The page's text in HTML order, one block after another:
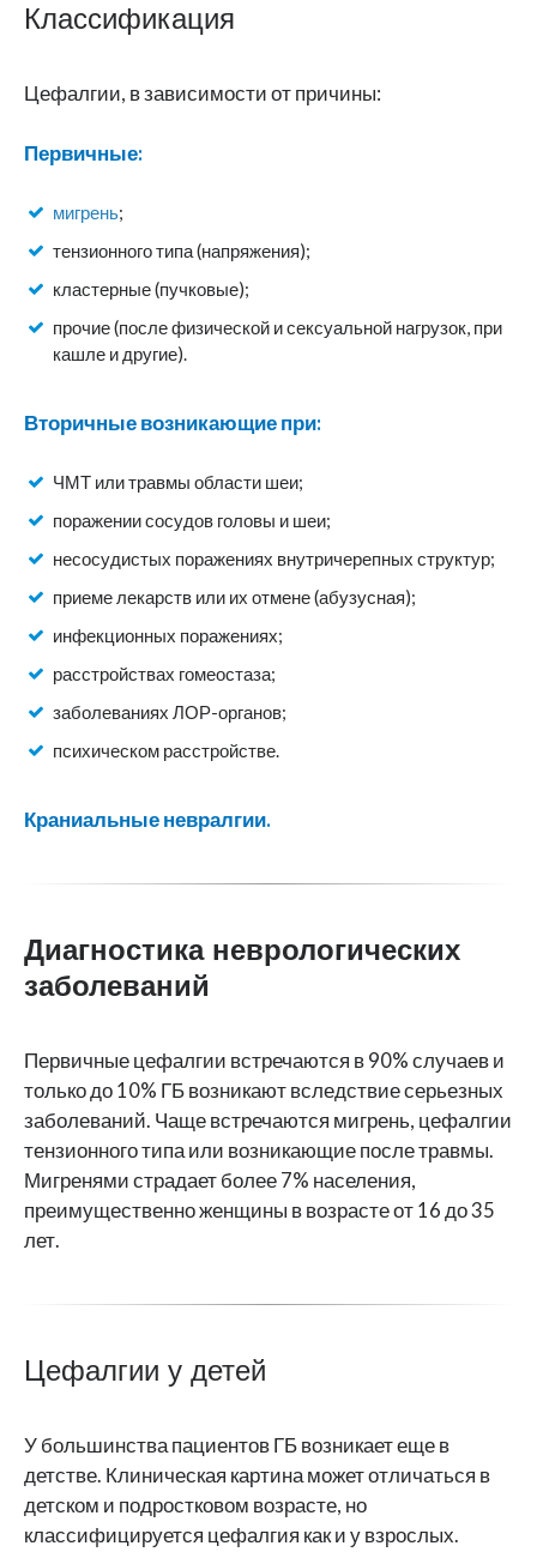
Классификация
Цефалгии, в зависимости от причины:
Первичные:
мигрень;
тензионного типа (напряжения);
кластерные (пучковые);
прочие (после физической и сексуальной нагрузок, при
кашле и другие).
Вторичные возникающие при:
ЧМТ или травмы области шеи;
поражении сосудов головы и шеи;
несосудистых поражениях внутричерепных структур;
приеме лекарств или их отмене (абузусная);
инфекционных поражениях;
расстройствах гомеостаза;
заболеваниях ЛОР-органов;
психическом расстройстве.
Краниальные невралгии.
Диагностика неврологических
заболеваний
Первичные цефалгии встречаются в 90% случаев и
только до 10% ГБ возникают вследствие серьезных
заболеваний. Чаще встречаются мигрень, цефалгии
тензионного типа или возникающие после травмы.
Мигренями страдает более 7% населения,
преимущественно женщины в возрасте от 16 до 35
лет.
Цефалгии у детей
У большинства пациентов ГБ возникает еще в
детстве. Клиническая картина может отличаться в
детском и подростковом возрасте, но
классифицируется цефалгия как и у взрослых.